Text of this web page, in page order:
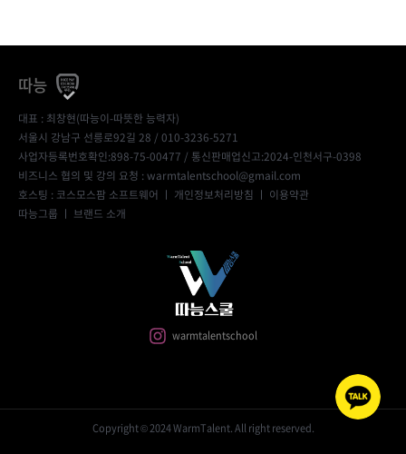
따능
대표 : 최창현(따능이-따뜻한 능력자)
서울시 강남구 선릉로92길 28 / 010-3236-5271
사업자등록번호확인:898-75-00477 / 통신판매업신고:2024-인천서구-0398
비즈니스 협의 및 강의 요청 : warmtalentschool@gmail.com
호스팅 : 코스모스팜 소프트웨어 ㅣ 개인정보처리방침 ㅣ 이용약관
따능그룹 ㅣ 브랜드 소개
warmtalentschool
Copyright © 2024 WarmTalent. All right reserved.